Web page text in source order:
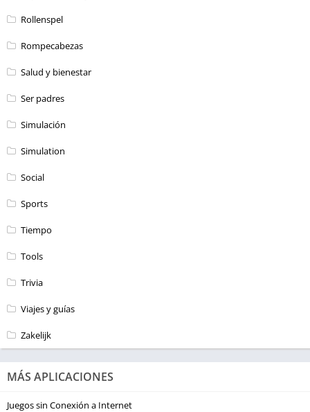
Rollenspel
Rompecabezas
Salud y bienestar
Ser padres
Simulación
Simulation
Social
Sports
Tiempo
Tools
Trivia
Viajes y guías
Zakelijk
MÁS APLICACIONES
Juegos sin Conexión a Internet